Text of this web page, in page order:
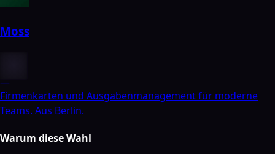
Moss
—
Firmenkarten und Ausgabenmanagement für moderne
Teams. Aus Berlin.
Warum diese Wahl